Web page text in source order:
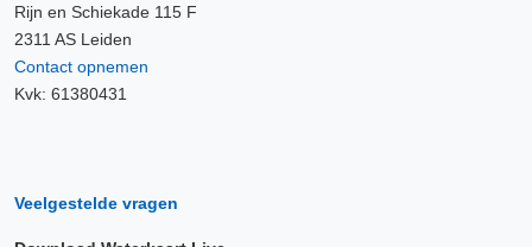
Rijn en Schiekade 115 F
2311 AS Leiden
Contact opnemen
Kvk: 61380431
Veelgestelde vragen